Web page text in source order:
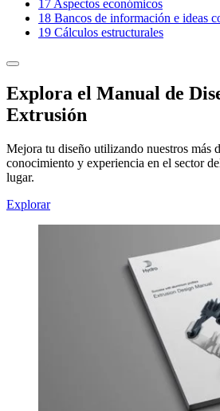
17 Aspectos económicos
18 Bancos de información e ideas
19 Cálculos estructurales
Explora el Manual de
Extrusión
Mejora tu diseño utilizando nuestros más
conocimiento y experiencia en el sector
lugar.
Explorar